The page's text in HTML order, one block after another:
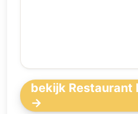
bekijk Restaurant
→